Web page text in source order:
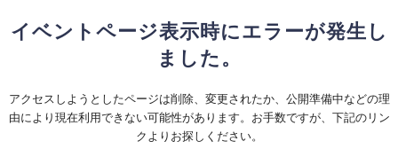
イベントページ表示時にエラーが発生し
ました。
アクセスしようとしたページは削除、変更されたか、公開準備中などの理
由により現在利用できない可能性があります。お手数ですが、下記のリン
クよりお探しください。